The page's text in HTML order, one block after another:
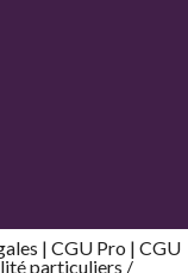
| CGU Pro | CGU
particuliers /